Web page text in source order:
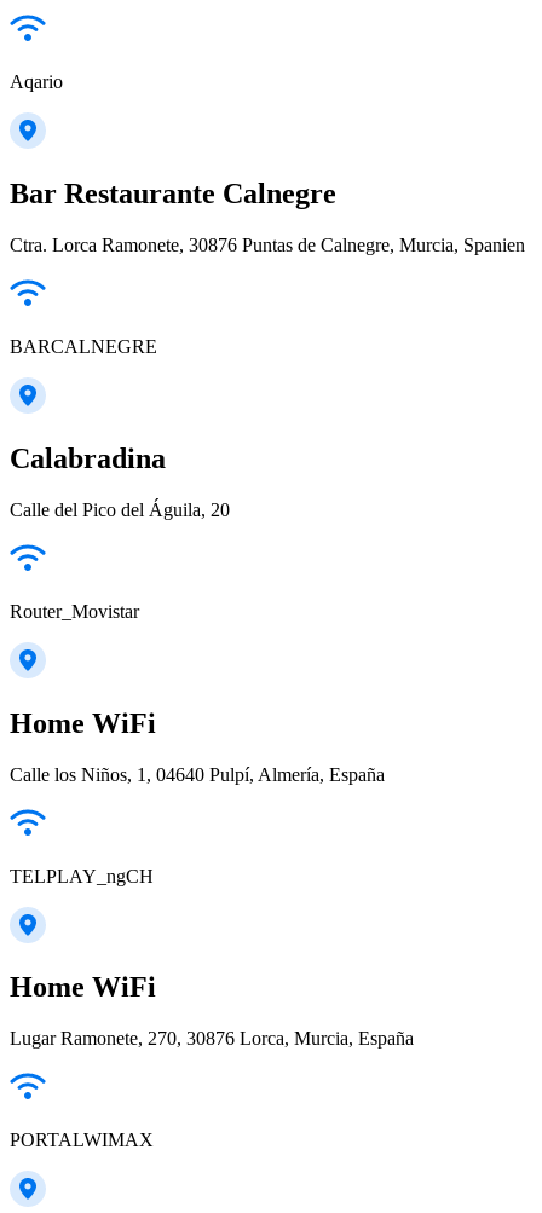
Aqario
Bar Restaurante Calnegre
Ctra. Lorca Ramonete, 30876 Puntas de Calnegre, Murcia, Spanien
BARCALNEGRE
Calabradina
Calle del Pico del Águila, 20
Router_Movistar
Home WiFi
Calle los Niños, 1, 04640 Pulpí, Almería, España
TELPLAY_ngCH
Home WiFi
Lugar Ramonete, 270, 30876 Lorca, Murcia, España
PORTALWIMAX